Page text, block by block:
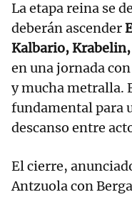
La etapa reina se
deberán ascender
Kalbario,
en una jornada
y mucha metralla.
fundamental para
descanso entre
El cierre,
Antzuola con